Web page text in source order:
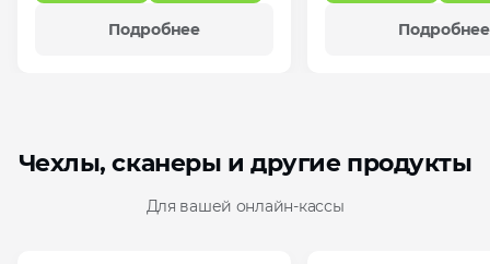
Подробнее Подробнее
Чехлы, сканеры и другие продукты
Для вашей онлайн‑кассы